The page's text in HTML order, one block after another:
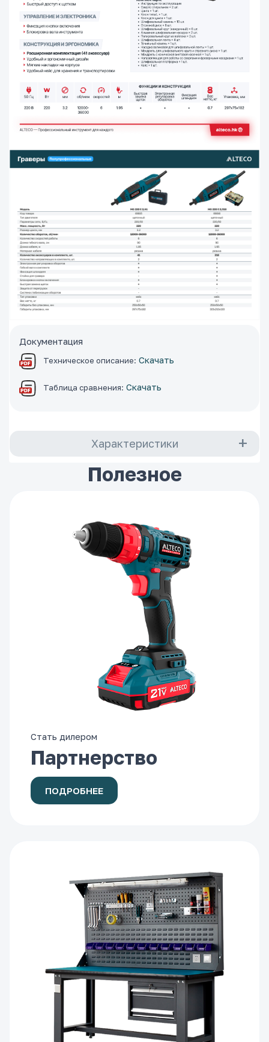
Документация
Техническое описание: Скачать
Таблица сравнения: Скачать
Характеристики
Полезное
Стать дилером
Партнерство
ПОДРОБНЕЕ